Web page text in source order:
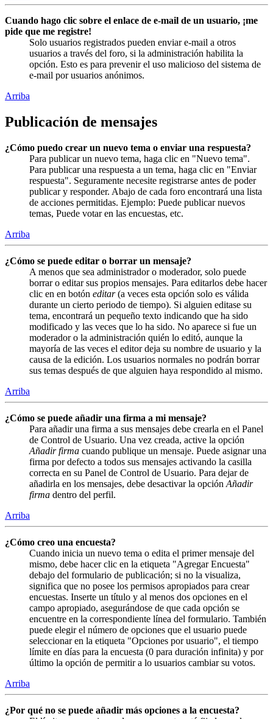
Cuando hago clic sobre el enlace de e-mail de un usuario, ¡me
pide que me registre!
Solo usuarios registrados pueden enviar e-mail a otros
usuarios a través del foro, si la administración habilita la
opción. Esto es para prevenir el uso malicioso del sistema de
e-mail por usuarios anónimos.
Arriba
Publicación de mensajes
¿Cómo puedo crear un nuevo tema o enviar una respuesta?
Para publicar un nuevo tema, haga clic en "Nuevo tema".
Para publicar una respuesta a un tema, haga clic en "Enviar
respuesta". Seguramente necesite registrarse antes de poder
publicar y responder. Abajo de cada foro encontrará una lista
de acciones permitidas. Ejemplo: Puede publicar nuevos
temas, Puede votar en las encuestas, etc.
Arriba
¿Cómo se puede editar o borrar un mensaje?
A menos que sea administrador o moderador, solo puede
borrar o editar sus propios mensajes. Para editarlos debe hacer
clic en en botón editar(a veces esta opción solo es válida
durante un cierto periodo de tiempo). Si alguien editase su
tema, encontrará un pequeño texto indicando que ha sido
modificado y las veces que lo ha sido. No aparece si fue un
moderador o la administración quién lo editó, aunque la
mayoría de las veces el editor deja su nombre de usuario y la
causa de la edición. Los usuarios normales no podrán borrar
sus temas después de que alguien haya respondido al mismo.
Arriba
¿Cómo se puede añadir una firma a mi mensaje?
Para añadir una firma a sus mensajes debe crearla en el Panel
de Control de Usuario. Una vez creada, active la opción
Añadir firma cuando publique un mensaje. Puede asignar una
firma por defecto a todos sus mensajes activando la casilla
correcta en su Panel de Control de Usuario. Para dejar de
añadirla en los mensajes, debe desactivar la opción Añadir
firma dentro del perfil.
Arriba
¿Cómo creo una encuesta?
Cuando inicia un nuevo tema o edita el primer mensaje del
mismo, debe hacer clic en la etiqueta "Agregar Encuesta"
debajo del formulario de publicación; si no la visualiza,
significa que no posee los permisos apropiados para crear
encuestas. Inserte un título y al menos dos opciones en el
campo apropiado, asegurándose de que cada opción se
encuentre en la correspondiente línea del formulario. También
puede elegir el número de opciones que el usuario puede
seleccionar en la etiqueta "Opciones por usuario", el tiempo
límite en días para la encuesta (0 para duración infinita) y por
último la opción de permitir a lo usuarios cambiar su votos.
Arriba
¿Por qué no se puede añadir más opciones a la encuesta?